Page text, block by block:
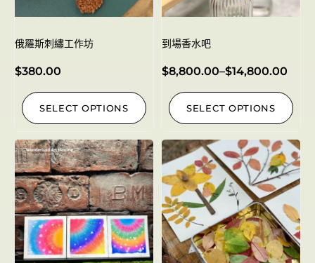
俄羅斯刺繡工作坊
$380.00
SELECT OPTIONS
到場香水吧
$8,800.00–$14,800.00
SELECT OPTIONS